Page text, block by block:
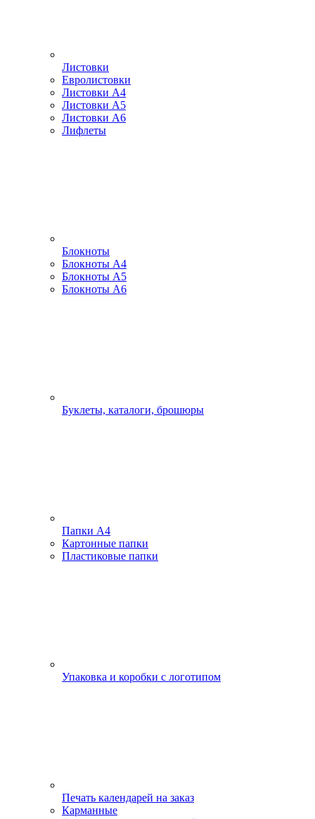
Листовки
Евролистовки
Листовки А4
Листовки А5
Листовки А6
Лифлеты
Блокноты
Блокноты А4
Блокноты А5
Блокноты А6
Буклеты, каталоги, брошюры
Папки А4
Картонные папки
Пластиковые папки
Упаковка и коробки с логотипом
Печать календарей на заказ
Карманные